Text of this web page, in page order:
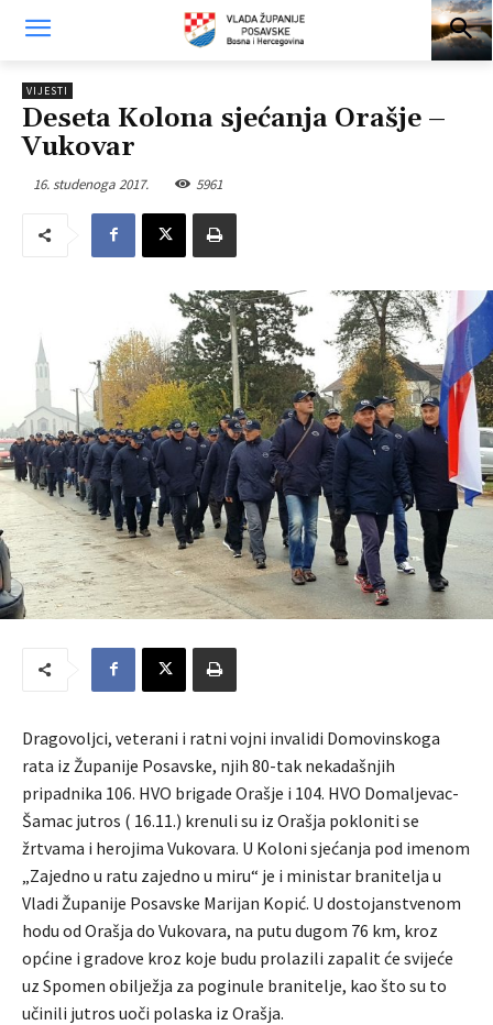
VIJESTI
Deseta Kolona sjećanja Orašje –
Vukovar
16. studenoga 2017. 5961
Dragovoljci, veterani i ratni vojni invalidi Domovinskoga
rata iz Županije Posavske, njih 80-tak nekadašnjih
pripadnika 106. HVO brigade Orašje i 104. HVO Domaljevac-
Šamac jutros ( 16.11.) krenuli su iz Orašja pokloniti se
žrtvama i herojima Vukovara. U Koloni sjećanja pod imenom
„Zajedno u ratu zajedno u miru“ je i ministar branitelja u
Vladi Županije Posavske Marijan Kopić. U dostojanstvenom
hodu od Orašja do Vukovara, na putu dugom 76 km, kroz
općine i gradove kroz koje budu prolazili zapalit će svijeće
uz Spomen obilježja za poginule branitelje, kao što su to
učinili jutros uoči polaska iz Orašja.